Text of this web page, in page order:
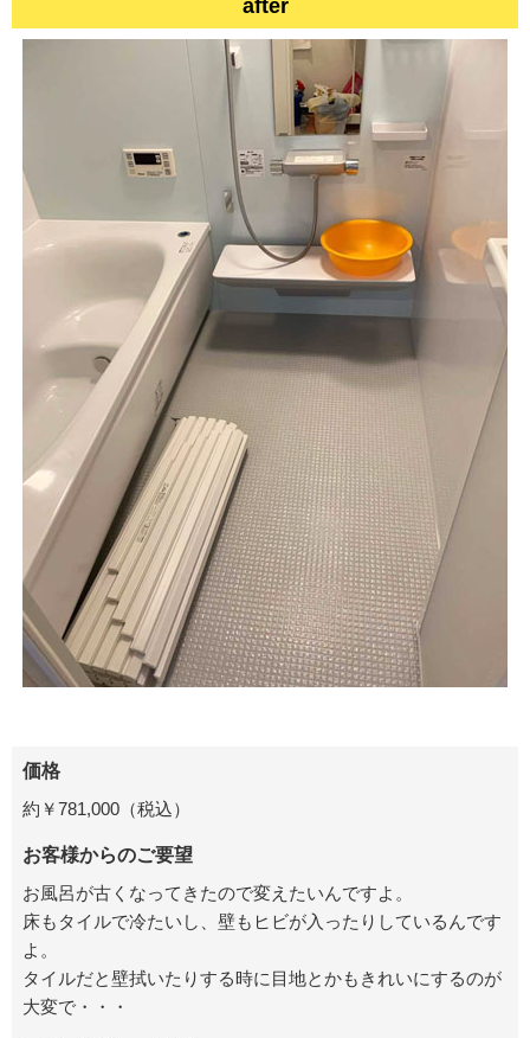
after
価格
約￥781,000（税込）
お客様からのご要望
お風呂が古くなってきたので変えたいんですよ。
床もタイルで冷たいし、壁もヒビが入ったりしているんです
よ。
タイルだと壁拭いたりする時に目地とかもきれいにするのが
大変で・・・